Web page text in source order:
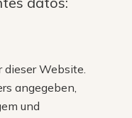
dieser Website.
angegeben,
und